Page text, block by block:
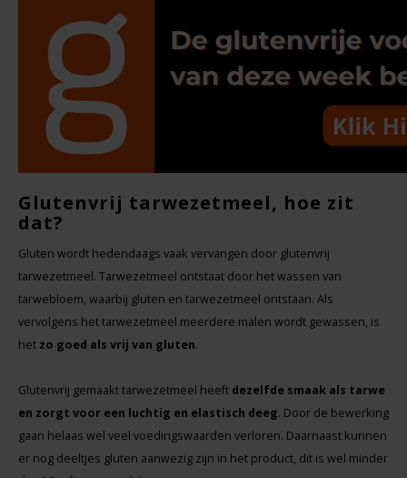
Het Blauwe Huis
Hey! Pizza
Horizon
I am Gluten Free
Joannusmolen
King Soba
Klein Duimpje
Klepper & Klepper
Glutenvrij tarwezetmeel, hoe zit
dat?
Gluten wordt hedendaags vaak vervangen door glutenvrij
tarwezetmeel. Tarwezetmeel ontstaat door het wassen van
tarwebloem, waarbij gluten en tarwezetmeel ontstaan. Als
vervolgens het tarwezetmeel meerdere malen wordt gewassen, is
het zo goed als vrij van gluten.
Glutenvrij gemaakt tarwezetmeel heeft dezelfde smaak als tarwe
en zorgt voor een luchtig en elastisch deeg. Door de bewerking
gaan helaas wel veel voedingswaarden verloren. Daarnaast kunnen
er nog deeltjes gluten aanwezig zijn in het product, dit is wel minder